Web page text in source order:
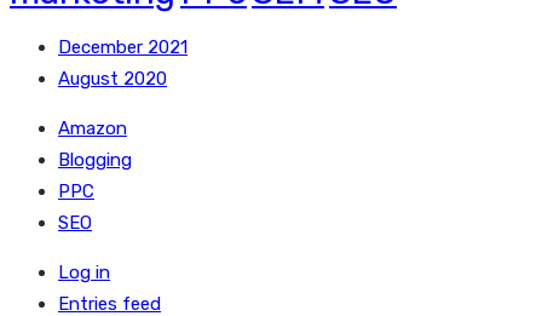
December 2021
August 2020
Amazon
Blogging
PPC
SEO
Log in
Entries feed